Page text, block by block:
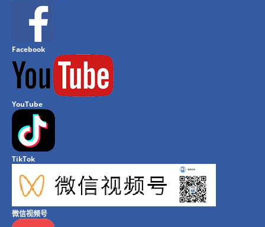
Facebook
YouTube
TikTok
微信视频号